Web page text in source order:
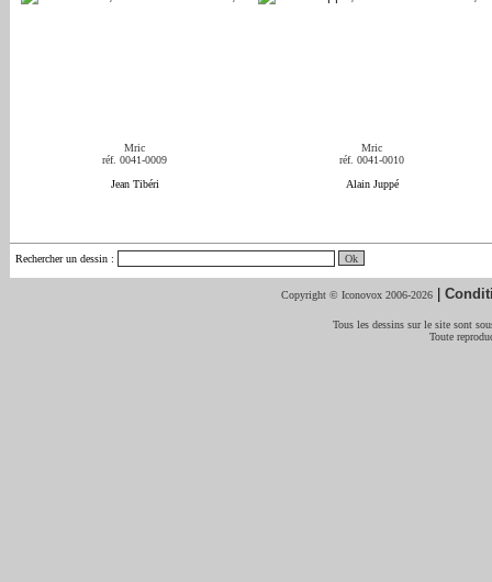
Mric
réf. 0041-0009
Jean Tibéri
Mric
réf. 0041-0010
Alain Juppé
Rechercher un dessin :
Copyright © Iconovox 2006-2026 |
Tous les dessins sur le site sont
Toute